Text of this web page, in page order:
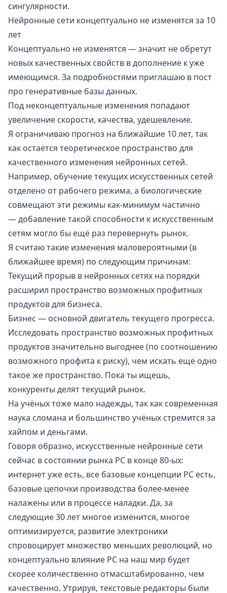
сингулярности.
Нейронные сети концептуально не изменятся за 10
лет
Концептуально не изменятся — значит не обретут
новых качественных свойств в дополнение к уже
имеющимся. За подробностями приглашаю в пост
про генеративные базы данных.
Под неконцептуальные изменения попадают
увеличение скорости, качества, удешевление.
Я ограничиваю прогноз на ближайшие 10 лет, так
как остаётся теоретическое пространство для
качественного изменения нейронных сетей.
Например, обучение текущих искусственных сетей
отделено от рабочего режима, а биологические
совмещают эти режимы как-минимум частично
— добавление такой способности к искусственным
сетям могло бы ещё раз перевернуть рынок.
Я считаю такие изменения маловероятными (в
ближайшее время) по следующим причинам:
Текущий прорыв в нейронных сетях на порядки
расширил пространство возможных профитных
продуктов для бизнеса.
Бизнес — основной двигатель текущего прогресса.
Исследовать пространство возможных профитных
продуктов значительно выгоднее (по соотношению
возможного профита к риску), чем искать ещё одно
такое же пространство. Пока ты ищешь,
конкуренты делят текущий рынок.
На учёных тоже мало надежды, так как современная
наука сломана и большинство учёных стремится за
хайпом и деньгами.
Говоря образно, искусственные нейронные сети
сейчас в состоянии рынка PC в конце 80-ых:
интернет уже есть, все базовые концепции PC есть,
базовые цепочки производства более-менее
налажены или в процессе наладки. Да, за
следующие 30 лет многое изменится, многое
оптимизируется, развитие электроники
спровоцирует множество меньших революций, но
концептуально влияние PC на наш мир будет
скорее количественно отмасштабированно, чем
качественно. Утрируя, текстовые редакторы были